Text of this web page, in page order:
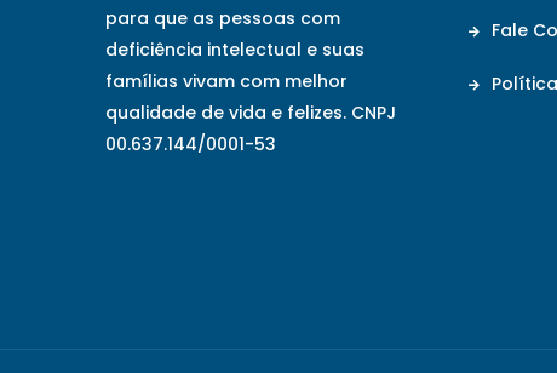
para que as pessoas com
deficiência intelectual e suas
famílias vivam com melhor
qualidade de vida e felizes. CNPJ
00.637.144/0001-53
Fale